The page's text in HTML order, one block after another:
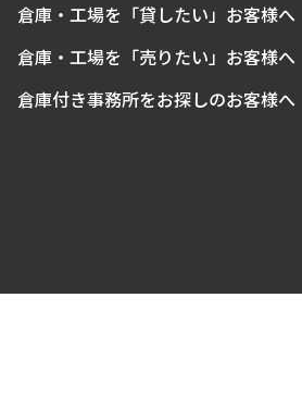
倉庫・工場を「貸したい」お客様へ
倉庫・工場を「売りたい」お客様へ
倉庫付き事務所をお探しのお客様へ